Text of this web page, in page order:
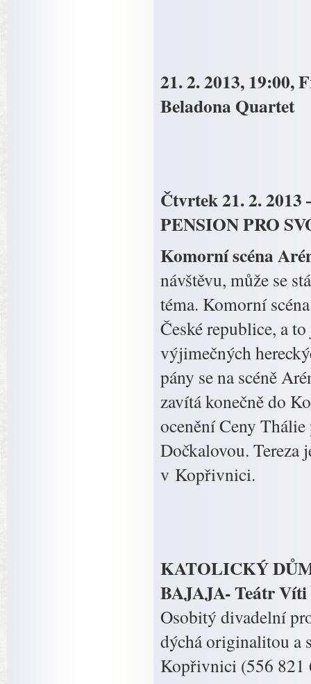
21. 2. 2013, 19:00,
Beladona Quartet
Čtvrtek 21. 2.
PENSION PRO
Komorní scéna
návštěvu, může se
téma. Komorní
České republice, a
výjimečných
pány se na scéně
zavítá konečně do
ocenění Ceny
Dočkalovou. Tereza
v Kopřivnici.
KATOLICKÝ
BAJAJA- Teátr
Osobitý divadelní
dýchá originalitou a
Kopřivnici (556 821